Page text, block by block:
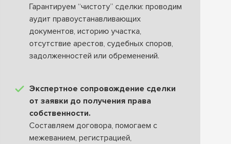
Гарантируем “чистоту” сделки: проводим
аудит правоустанавливающих
документов, историю участка,
отсутствие арестов, судебных споров,
задолженностей или обременений.
Экспертное сопровождение сделки
от заявки до получения права
собственности.
Составляем договора, помогаем с
межеванием, регистрацией,